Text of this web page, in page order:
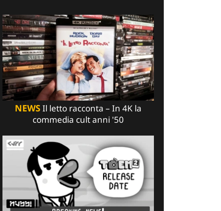
NEWSIl letto racconta – In 4K la
commedia cult anni '50